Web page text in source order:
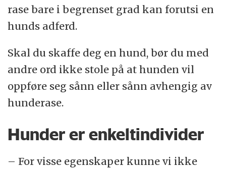
rase bare i begrenset grad kan forutsi en
hunds adferd.
Skal du skaffe deg en hund, bør du med
andre ord ikke stole på at hunden vil
oppføre seg sånn eller sånn avhengig av
hunderase.
Hunder er enkeltindivider
– For visse egenskaper kunne vi ikke